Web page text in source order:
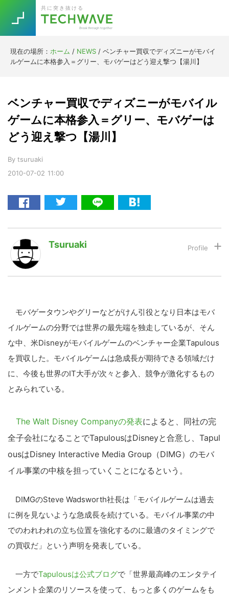
primary
navigation
main
content
primary
sidebar
footer
共に突き抜ける
現在の場所： ホーム / NEWS / ベンチャー買収でディズニーがモバイ
ルゲームに本格参入＝グリー、モバゲーはどう迎え撃つ【湯川】
2010-07-02 11:00
ベンチャー買収でディズニーがモバイル
ゲームに本格参入＝グリー、モバゲーは
どう迎え撃つ【湯川】
By tsuruaki
Tsuruaki
モバゲータウンやグリーなどがけん引役となり日本はモバ
イルゲームの分野では世界の最先端を独走しているが、そん
な中、米Disneyがモバイルゲームのベンチャー企業Tapulous
を買収した。モバイルゲームは急成長が期待できる領域だけ
に、今後も世界のIT大手が次々と参入、競争が激化するもの
とみられている。
The Walt Disney Companyの発表によると、同社の完
全子会社になることでTapulousはDisneyと合意し、Tapul
ousはDisney Interactive Media Group（DIMG）のモバ
イル事業の中核を担っていくことになるという。
DIMGのSteve Wadsworth社長は「モバイルゲームは過去
に例を見ないような急成長を続けている。モバイル事業の中
でのわれわれの立ち位置を強化するのに最適のタイミングで
の買収だ」という声明を発表している。
一方でTapulousは公式ブログで「世界最高峰のエンタテイ
ンメント企業のリソースを使って、もっと多くのゲームをも
TOPICS
RE:LIFE
Re:Work
AI
暗号資産
VR/AR
[Startup]
[Voice Edition]
[YouTube]
LINE
特集
Block Data Bank
Trend 今話題の注目キーワード
Asana テレワーク
ニューノーマル
Daily Weekly